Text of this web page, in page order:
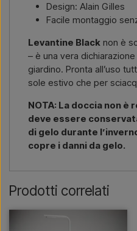
Design: Alain Gilles
Facile montaggio
Levantine Black non è
– è una vera
giardino. Pronta all’uso
sole estivo che per
NOTA: La doccia non
deve essere
di gelo durante
copre i danni da gelo.
Prodotti correlati